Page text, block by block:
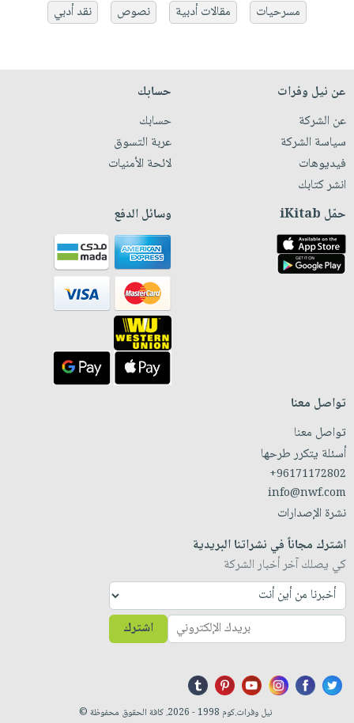
مسرحيات
مقالات أدبية نصوص نقد أدبي
عن نيل وفرات
عن الشركة
سياسة الشركة
فيديوهات
انشر كتابك
حسابك
حسابك
عربة التسوق
لائحة الأمنيات
حمّل iKitab وسائل الدفع
تواصل معنا
تواصل معنا
أسئلة يتكرر طرحها
+96171172802
info@nwf.com
نشرة الإصدارات
اشترك مجاناً في نشراتنا البريدية
كي يصلك آخر أخبار الشركة
اشترك
نيل وفرات.كوم 1998 - 2026. كافة الحقوق محفوظة ©